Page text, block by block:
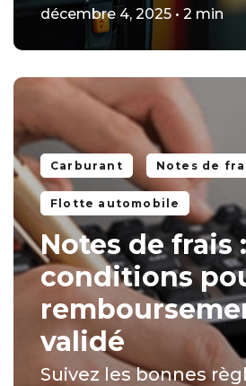
décembre 4, 2025 • 2 min
Carburant Notes de
Flotte automobile
Notes de frais
conditions
validé
Suivez les bonnes